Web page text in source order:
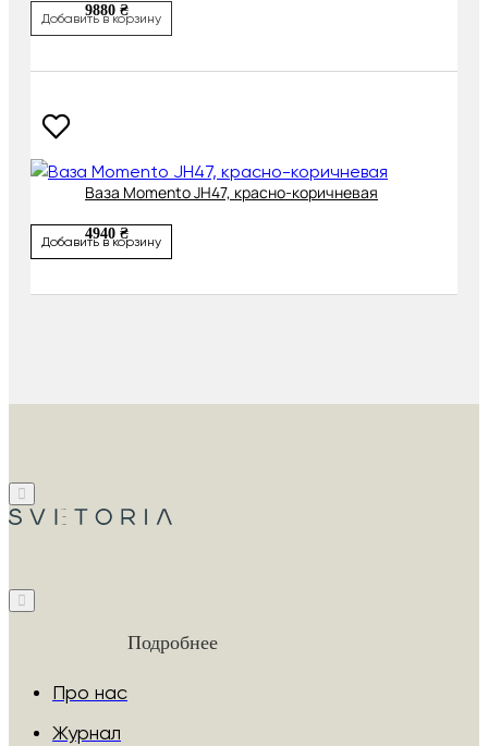
9880 ₴
Добавить в корзину
Ваза Momento JH47, красно-коричневая
4940 ₴
Добавить в корзину
Подробнее
Про нас
Журнал